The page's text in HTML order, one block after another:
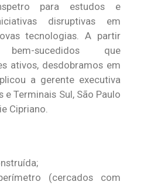
para estudos e
disruptivas em
tecnologias. A partir
sucedidos que
ativos, desdobramos em
a gerente executiva
e Terminais Sul, São Paulo
Cipriano.
(cercados com